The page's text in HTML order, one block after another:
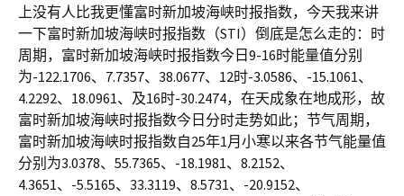
上没有人比我更懂富时新加坡海峡时报指数，今天我来讲
一下富时新加坡海峡时报指数（STI）倒底是怎么走的：时
周期，富时新加坡海峡时报指数今日9-16时能量值分别
为-122.1706、7.7357、38.0677、12时-3.0586、-15.1061、
4.2292、18.0961、及16时-30.2474，在天成象在地成形，故
富时新加坡海峡时报指数今日分时走势如此；节气周期，
富时新加坡海峡时报指数自25年1月小寒以来各节气能量值
分别为3.0378、55.7365、-18.1981、8.2152、
4.3651、-5.5165、33.3119、8.5731、-20.9152、